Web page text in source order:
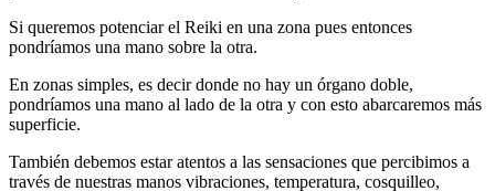
Si queremos potenciar el Reiki en una zona pues entonces
pondríamos una mano sobre la otra.
En zonas simples, es decir donde no hay un órgano doble,
pondríamos una mano al lado de la otra y con esto abarcaremos más
superficie.
También debemos estar atentos a las sensaciones que percibimos a
través de nuestras manos vibraciones, temperatura, cosquilleo,